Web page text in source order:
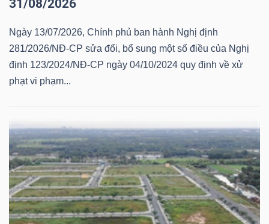
31/08/2026
Ngày 13/07/2026, Chính phủ ban hành Nghị định
281/2026/NĐ-CP sửa đổi, bổ sung một số điều của Nghị
định 123/2024/NĐ-CP ngày 04/10/2024 quy định về xử
phạt vi phạm...
Đào
tạo
Sách
tài
chính